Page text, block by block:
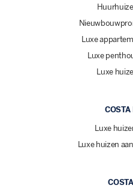
Luxe
Luxe
Luxe
COSTA
Luxe
Luxe huizen